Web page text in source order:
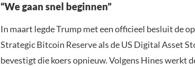
“We gaan snel beginnen”
In maart legde Trump met een officieel besluit de
Strategic Bitcoin Reserve als de US Digital Asset
bevestigt die koers opnieuw. Volgens Hines werkt